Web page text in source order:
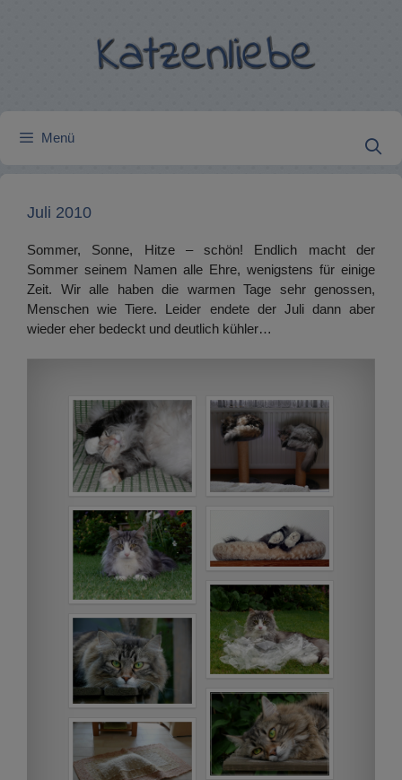
Menü
Juli 2010
Sommer, Sonne, Hitze – schön! Endlich macht der
Sommer seinem Namen alle Ehre, wenigstens für einige
Zeit. Wir alle haben die warmen Tage sehr genossen,
Menschen wie Tiere. Leider endete der Juli dann aber
wieder eher bedeckt und deutlich kühler…